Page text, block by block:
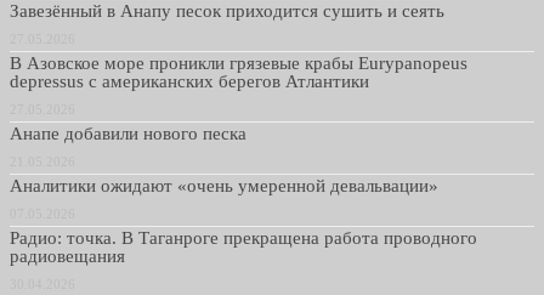
Завезённый в Анапу песок приходится сушить и сеять
В Азовское море проникли грязевые крабы Eurypanopeus
depressus с американских берегов Атлантики
Анапе добавили нового песка
Аналитики ожидают «очень умеренной девальвации»
Радио: точка. В Таганроге прекращена работа проводного
радиовещания